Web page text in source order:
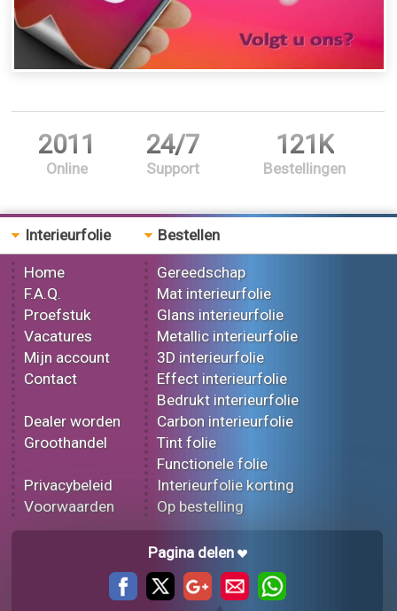
2011
Online
24/7
Support
121K
Bestellingen
Interieurfolie
Home
F.A.Q.
Proefstuk
Vacatures
Mijn account
Contact
Dealer worden
Groothandel
Privacybeleid
Voorwaarden
Bestellen
Gereedschap
Mat interieurfolie
Glans interieurfolie
Metallic interieurfolie
3D interieurfolie
Effect interieurfolie
Bedrukt interieurfolie
Carbon interieurfolie
Tint folie
Functionele folie
Interieurfolie korting
Op bestelling
Pagina delen